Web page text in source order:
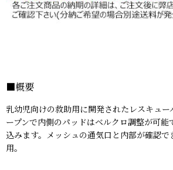
■概要
乳幼児向けの救助用に開発されたレスキュー
ープンで内側のパッドはベルクロ調整が可
込みます。メッシュの通気口と内部が確認
用。